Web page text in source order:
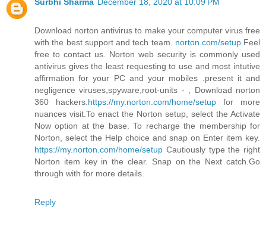
Download norton antivirus to make your computer virus free
with the best support and tech team. norton.com/setupFeel
free to contact us. Norton web security is commonly used
antivirus gives the least requesting to use and most intutive
affirmation for your PC and your mobiles .present it and
negligence viruses,spyware,root-units - , Download norton
360 hackers. https://my.norton.com/home/setup for more
nuances visit.To enact the Norton setup, select the Activate
Now option at the base. To recharge the membership for
Norton, select the Help choice and snap on Enter item key.
https://my.norton.com/home/setup Cautiously type the right
Norton item key in the clear. Snap on the Next catch.Go
through with for more details.
Reply